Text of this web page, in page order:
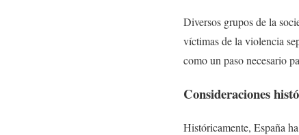
Diversos grupos de la
víctimas de la violencia
como un paso necesario
Consideraciones
Históricamente, España